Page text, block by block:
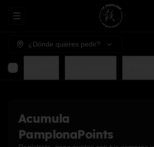
Abrir menu de navegación
¿Dónde quieres pedir?
Acumula
PamplonaPoints